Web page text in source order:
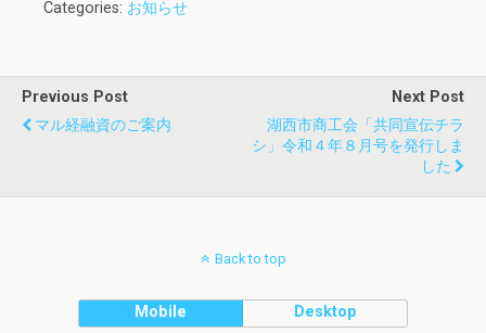
Categories: お知らせ
Previous Post
マル経融資のご案内
Next Post
湖西市商工会「共同宣伝チラ
シ」令和４年８月号を発行しま
した
Back to top
Mobile Desktop